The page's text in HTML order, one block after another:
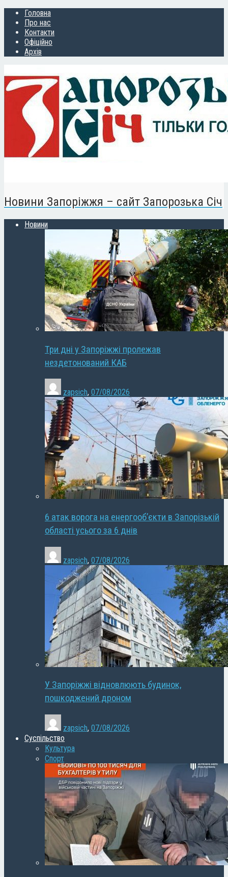
Головна
Про нас
Контакти
Офіційно
Архів
Новини Запоріжжя – сайт Запорозька Січ
Новини
Три дні у Запоріжжі пролежав
нездетонований КАБ
zapsich, 07/08/2026
6 атак ворога на енергооб’єкти в Запорізькій
області усього за 6 днів
zapsich, 07/08/2026
У Запоріжжі відновлюють будинок,
пошкоджений дроном
zapsich, 07/08/2026
Суспільство
Культура
Спорт